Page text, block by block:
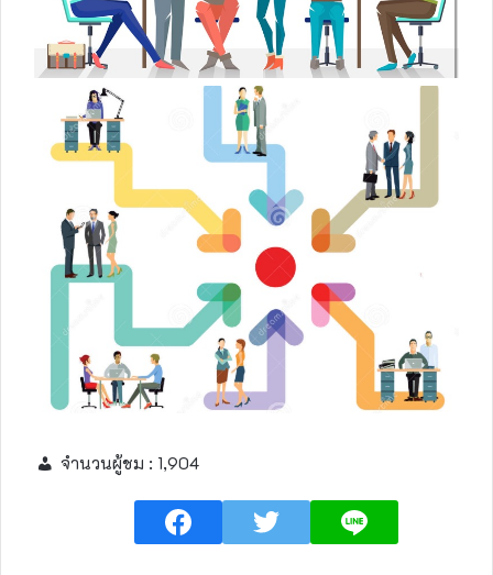
จำนวนผู้ชม : 1,904